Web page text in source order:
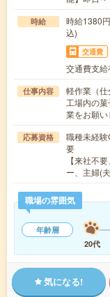
時給
時給1380
込)
交通費
交通費支給
仕事内容
軽作業（仕
工場内の
業をお願
応募資格
職種未経
要
【来社不
ー、主婦(
職場の雰囲気
年齢層
20代
気になる!